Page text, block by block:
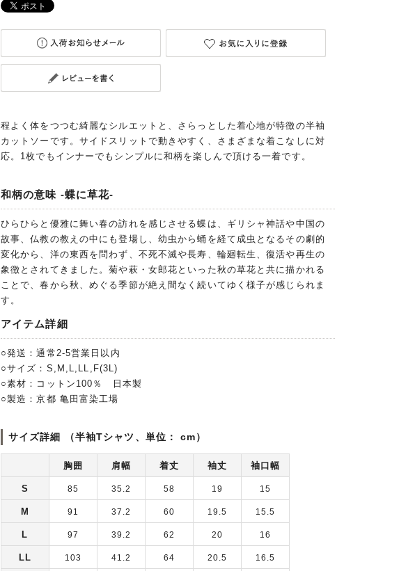
程よく体をつつむ綺麗なシルエットと、さらっとした着心地が特徴の半袖
カットソーです。サイドスリットで動きやすく、さまざまな着こなしに対
応。1枚でもインナーでもシンプルに和柄を楽しんで頂ける一着です。
和柄の意味 -蝶に草花-
ひらひらと優雅に舞い春の訪れを感じさせる蝶は、ギリシャ神話や中国の
故事、仏教の教えの中にも登場し、幼虫から蛹を経て成虫となるその劇的
変化から、洋の東西を問わず、不死不滅や長寿、輪廻転生、復活や再生の
象徴とされてきました。菊や萩・女郎花といった秋の草花と共に描かれる
ことで、春から秋、めぐる季節が絶え間なく続いてゆく様子が感じられま
す。
アイテム詳細
○発送：通常2-5営業日以内
○サイズ：S,M,L,LL,F(3L)
○素材：コットン100％ 日本製
○製造：京都 亀田富染工場
サイズ詳細 （半袖Tシャツ、単位： cm）
胸囲 肩幅 着丈 袖丈 袖口幅
S 85 35.2 58 19 15
M 91 37.2 60 19.5 15.5
L 97 39.2 62 20 16
LL 103 41.2 64 20.5 16.5